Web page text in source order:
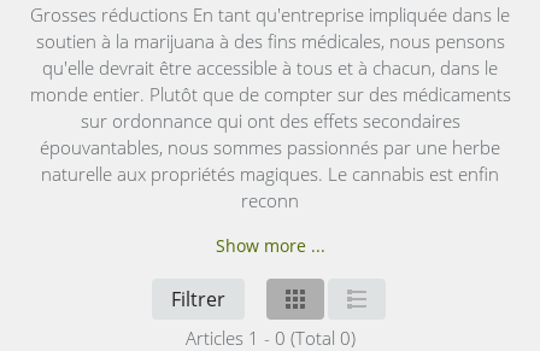
Grosses réductions En tant qu'entreprise impliquée dans le
soutien à la marijuana à des fins médicales, nous pensons
qu'elle devrait être accessible à tous et à chacun, dans le
monde entier. Plutôt que de compter sur des médicaments
sur ordonnance qui ont des effets secondaires
épouvantables, nous sommes passionnés par une herbe
naturelle aux propriétés magiques. Le cannabis est enfin
reconn
Show more ...
Filtrer
Articles 1 - 0 (Total 0)